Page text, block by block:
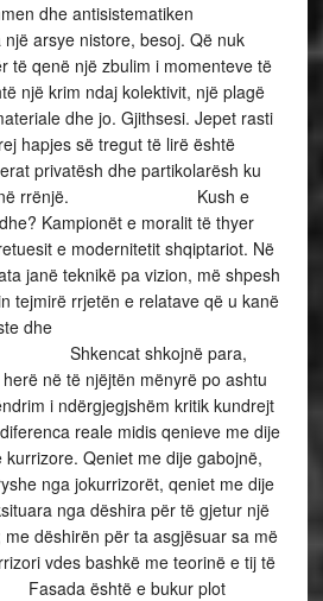
dhe antisistematiken
arsye nistore, besoj. Që nuk
të qenë një zbulim i momenteve të
një krim ndaj kolektivit, një plagë
dhe jo. Gjithsesi. Jepet rasti
hapjes së tregut të lirë është
privatësh dhe partikolarësh ku
ka zënë rrënjë. Kush e
Kampionët e moralit të thyer
e modernitetit shqiptariot. Në
janë teknikë pa vizion, më shpesh
tejmirë rrjetën e relatave që u kanë
dhe
shkojnë para,
në të njëjtën mënyrë po ashtu
i ndërgjegjshëm kritik kundrejt
reale midis qenieve me dije
Qeniet me dije gabojnë,
nga jokurrizorët, qeniet me dije
nga dëshira për të gjetur një
dëshirën për ta asgjësuar sa më
vdes bashkë me teorinë e tij të
është e bukur plot